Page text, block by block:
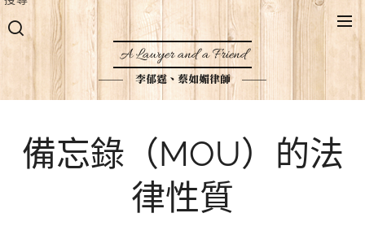
A Lawyer and a Friend
李郁霆、蔡如媚律師
備忘錄（MOU）的法
律性質